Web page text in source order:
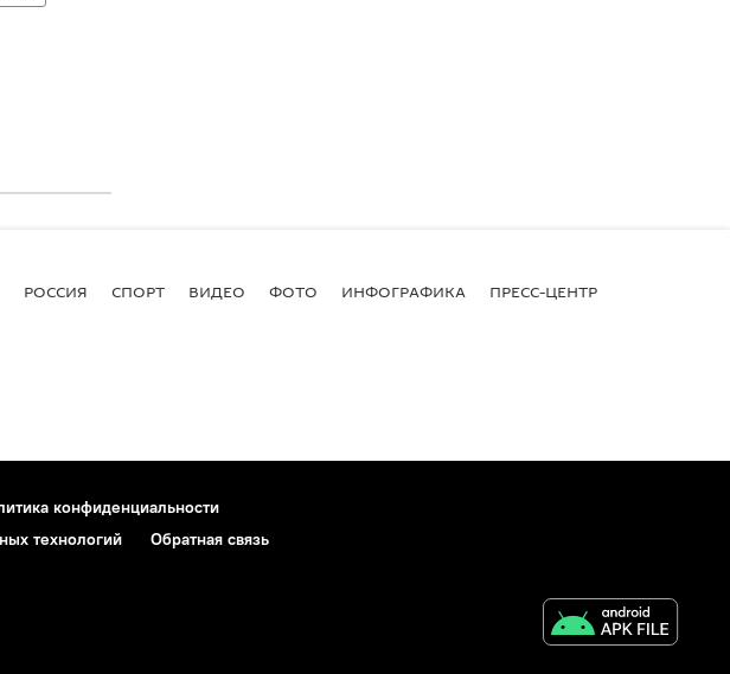
РОССИЯ СПОРТ ВИДЕО ФОТО ИНФОГРАФИКА ПРЕСС-ЦЕНТР
конфиденциальности
технологий Обратная связь